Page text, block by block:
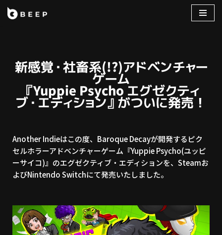
新感覚・社畜系(!?)アドベンチャー
ゲーム
『Yuppie Psycho エグゼクティ
ブ・エディション』がついに発売！
Another Indieはこの度、Baroque Decayが開発するピク
セルホラーアドベンチャーゲーム『Yuppie Psycho(ユッピ
ーサイコ)』のエグゼクティブ・エディションを、Steamお
よびNintendo Switchにて発売いたしました。